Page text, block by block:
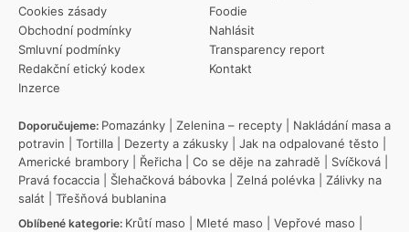
Cookies zásady
Obchodní podmínky
Smluvní podmínky
Redakční etický kodex
Inzerce
Foodie
Nahlásit
Transparency report
Kontakt
Doporučujeme: Pomazánky Zelenina – recepty
Nakládání masa a
potravin
Tortilla Dezerty a zákusky Jak na odpalované těsto
Americké brambory
Řeřicha Co se děje na zahradě Svíčková
Pravá focaccia
Šlehačková bábovka Zelná polévka
Zálivky na
salát
Třešňová bublanina
Oblíbené kategorie: Krůtí maso Mleté maso Vepřové maso